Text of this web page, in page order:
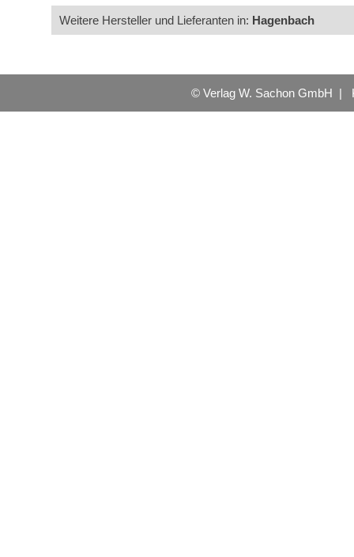
Weitere Hersteller und Lieferanten in: Hagenbach
© Verlag W. Sachon GmbH |